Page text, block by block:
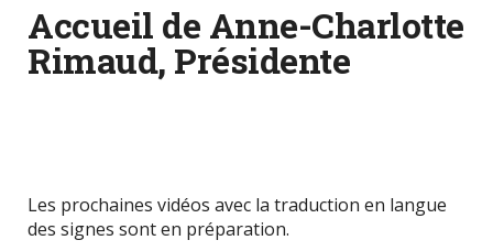
Accueil de Anne-Charlotte
Rimaud, Présidente
Les prochaines vidéos avec la traduction en langue
des signes sont en préparation.